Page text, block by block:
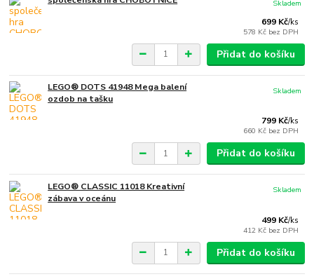
699 Kč/ks
578 Kč bez DPH
Skladem
Přidat do košíku
LEGO® DOTS 41948 Mega balení
ozdob na tašku
799 Kč/ks
660 Kč bez DPH
Skladem
Přidat do košíku
LEGO® CLASSIC 11018 Kreativní
zábava v oceánu
499 Kč/ks
412 Kč bez DPH
Skladem
Přidat do košíku